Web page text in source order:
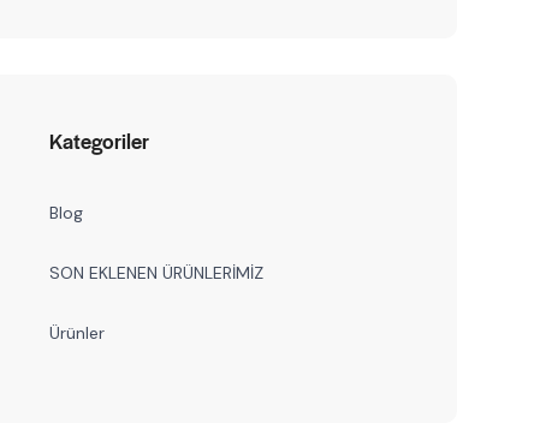
Kategoriler
Blog
SON EKLENEN ÜRÜNLERİMİZ
Ürünler